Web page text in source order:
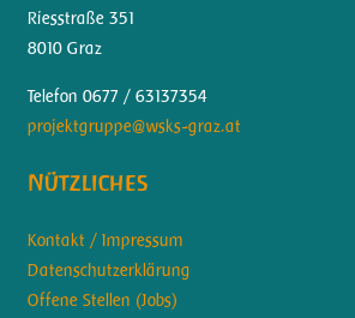
Riesstraße 351
8010 Graz
Telefon 0677 / 63137354
projektgruppe@wsks-graz.at
Nützliches
Kontakt / Impressum
Datenschutzerklärung
Offene Stellen (Jobs)